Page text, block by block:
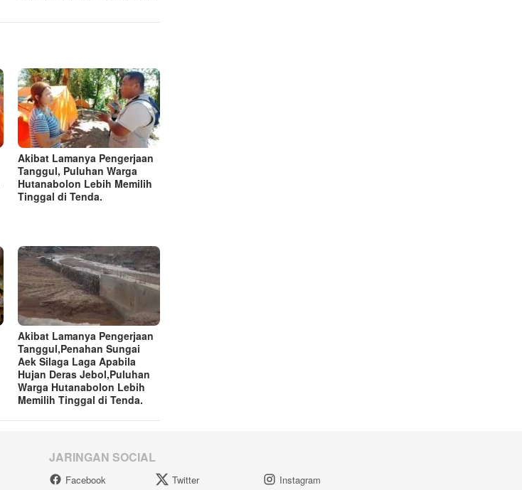
Akibat Lamanya Pengerjaan
Tanggul, Puluhan Warga
Hutanabolon Lebih Memilih
Tinggal di Tenda.
Akibat Lamanya Pengerjaan
Tanggul,Penahan Sungai
Aek Silaga Laga Apabila
Hujan Deras Jebol,Puluhan
Warga Hutanabolon Lebih
Memilih Tinggal di Tenda.
JARINGAN SOCIAL
Facebook Twitter Instagram